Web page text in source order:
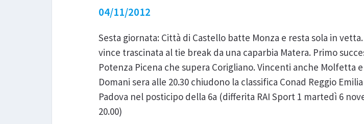
04/11/2012
Sesta giornata: Città di Castello batte Monza e resta sola in
vince trascinata al tie break da una caparbia Matera. Primo
Potenza Picena che supera Corigliano. Vincenti anche Molfetta
Domani sera alle 20.30 chiudono la classifica Conad Reggio
Padova nel posticipo della 6a (differita RAI Sport 1 martedì 6
20.00)